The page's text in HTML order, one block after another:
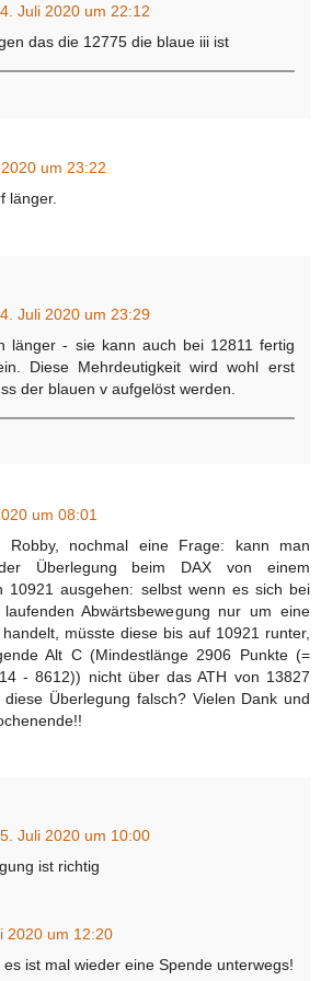
Juli 2020 um 22:12
das die 12775 die blaue iii ist
um 23:22
länger.
Juli 2020 um 23:29
länger - sie kann auch bei 12811 fertig
Diese Mehrdeutigkeit wird wohl erst
der blauen v aufgelöst werden.
um 08:01
Robby, nochmal eine Frage: kann man
Überlegung beim DAX von einem
10921 ausgehen: selbst wenn es sich bei
Abwärtsbewegung nur um eine
müsste diese bis auf 10921 runter,
Alt C (Mindestlänge 2906 Punkte (=
- 8612)) nicht über das ATH von 13827
Überlegung falsch? Vielen Dank und
Juli 2020 um 10:00
ist richtig
2020 um 12:20
es ist mal wieder eine Spende unterwegs!